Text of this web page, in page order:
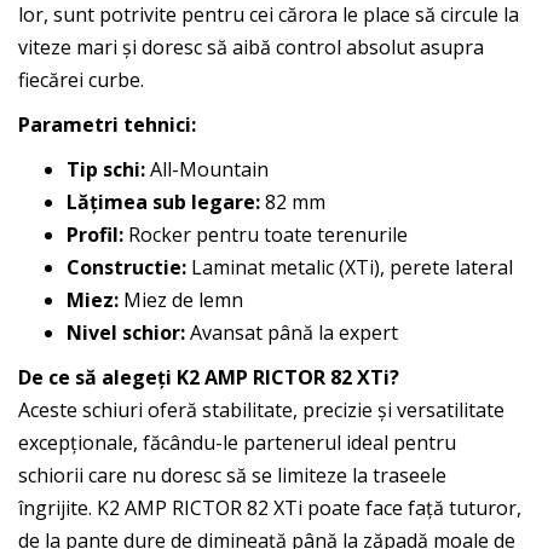
lor, sunt potrivite pentru cei cărora le place să circule la
viteze mari și doresc să aibă control absolut asupra
fiecărei curbe.
Parametri tehnici:
Tip schi:All-Mountain
Lățimea sub legare:82 mm
Profil: Rocker pentru toate terenurile
Constructie: Laminat metalic (XTi), perete lateral
Miez: Miez de lemn
Nivel schior:Avansat până la expert
De ce să alegeți K2 AMP RICTOR 82 XTi?
Aceste schiuri oferă stabilitate, precizie și versatilitate
excepționale, făcându-le partenerul ideal pentru
schiorii care nu doresc să se limiteze la traseele
îngrijite. K2 AMP RICTOR 82 XTi poate face față tuturor,
de la pante dure de dimineață până la zăpadă moale de